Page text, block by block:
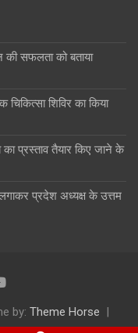
सफलता को बताया
चिकित्सा शिविर का किया
प्रस्ताव तैयार किए जाने के
लगाकर प्रदेश अध्यक्ष के उत्तम
by: Theme Horse